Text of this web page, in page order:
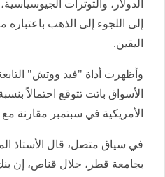
الدولار، والتوترات
إلى اللجوء إلى الذهب باعتباره
اليقين.
وأظهرت أداة "فيد ووتش"
الأمريكية في سبتمبر مقارنة مع 62% أمس الثلاثاء.
في سياق متصل، قال الأستاذ
بجامعة قطر، جلال قناص، إن